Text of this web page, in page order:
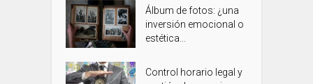
Álbum de fotos: ¿una
inversión emocional o
estética...
Control horario legal y